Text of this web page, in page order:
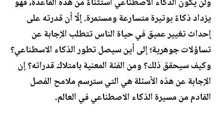
يزداد ذكاءً بوتيرة متسارعة ومستمرة. إلّا أن قدرته على
إحداث تغيير عميق في حياة الناس تتطلب الإجابة عن
تساؤلات جوهرية؛ إلى أين سيصل تطور الذكاء الاسطناعي؟
وكيف سيحقق ذلك؟ ومن الفئة المعنية بامتلاك قدراته؟ إن
الإجابة عن هذه الأسئلة هي التي سترسم ملامح الفصل
القادم من مسيرة الذكاء الاصطناعي في العالم.